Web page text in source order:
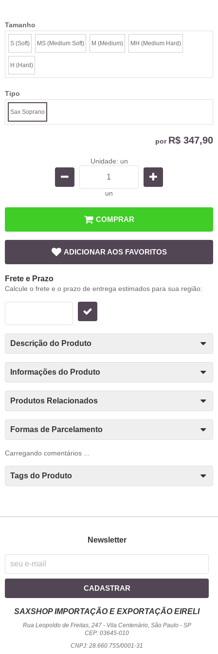
Tamanho
S (Soft) MS (Medium Soft) M (Medium) MH (Medium Hard)
H (Hard)
Tipo
Sax Soprano
por R$ 347,90
Unidade: un
un
COMPRAR
ADICIONAR AOS FAVORITOS
Frete e Prazo
Calcule o frete e o prazo de entrega estimados para sua região:
Descrição do Produto
Informações do Produto
Produtos Relacionados
Formas de Parcelamento
Carregando comentários ...
Tags do Produto
Newsletter
CADASTRAR
SAXSHOP IMPORTAÇÃO E EXPORTAÇÃO EIRELI
Rua Leopoldo de Freitas, 247- Vila Centenário, São Paulo- SP
CEP: 03645-010
CNPJ: 28.660.755/0001-31